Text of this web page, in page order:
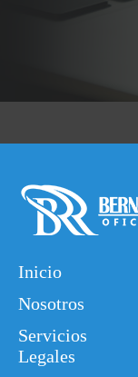
Inicio
Nosotros
Servicios
Legales